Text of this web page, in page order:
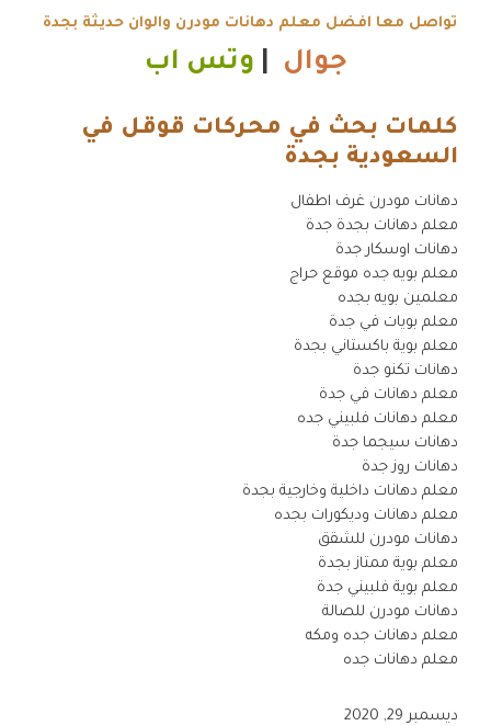
تواصل معا افضل معلم دهانات مودرن والوان حديثة بجدة
جوال وتس اب
كلمات بحث في محركات قوقل في
السعودية بجدة
دهانات مودرن غرف اطفال
معلم دهانات بجدة جدة
دهانات اوسكار جدة
معلم بويه جده موقع حراج
معلمين بويه بجده
معلم بويات في جدة
معلم بوية باكستاني بجدة
دهانات تكنو جدة
معلم دهانات في جدة
معلم دهانات فلبيني جده
دهانات سيجما جدة
دهانات روز جدة
معلم دهانات داخلية وخارجية بجدة
معلم دهانات وديكورات بجده
دهانات مودرن للشقق
معلم بوية ممتاز بجدة
معلم بوية فلبيني جدة
دهانات مودرن للصالة
معلم دهانات جده ومكه
معلم دهانات جده
ديسمبر 29, 2020